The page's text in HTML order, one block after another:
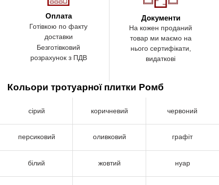
Оплата
Готівкою по факту
доставки
Безготівковий
розрахунок з ПДВ
Документи
На кожен проданий
товар ми маємо на
нього сертифікати,
видаткові
Кольори тротуарної плитки Ромб
сірий коричневий червоний
персиковий оливковий графіт
білий жовтий нуар